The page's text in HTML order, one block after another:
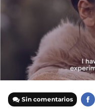
Sin comentarios